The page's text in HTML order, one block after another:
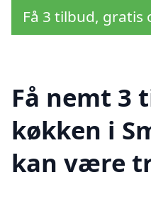
Få 3 tilbud,
Få nemt 3
køkken i
kan være